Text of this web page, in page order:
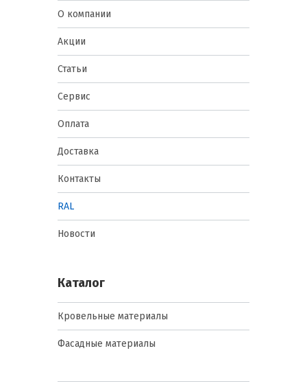
О компании
Акции
Статьи
Сервис
Оплата
Доставка
Контакты
RAL
Новости
Каталог
Кровельные материалы
Фасадные материалы